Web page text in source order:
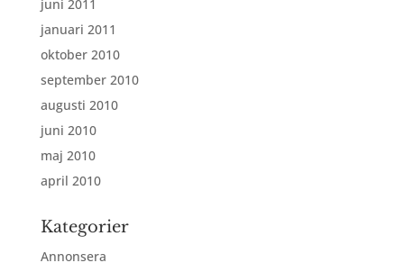
juni 2011
januari 2011
oktober 2010
september 2010
augusti 2010
juni 2010
maj 2010
april 2010
Kategorier
Annonsera